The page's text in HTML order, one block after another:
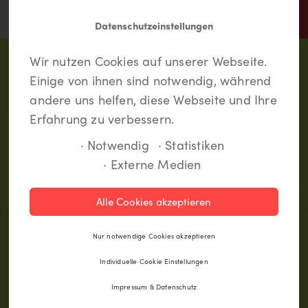
In Lippstadt findet jeder
etwas.
Deine Lieblingsorte zu speichern und eine
Route anzulegen. Wenn Du noch kein Login
hast, kannst Du Dich hier kostenlos anmelden.
Registrieren
Datenschutzeinstellungen
Wir nutzen Cookies auf unserer Webseite.
Einige von ihnen sind notwendig, während
andere uns helfen, diese Webseite und Ihre
Erfahrung zu verbessern.
· Notwendig · Statistiken
· Externe Medien
Alle Cookies akzeptieren
Nur notwendige Cookies akzeptieren
Individuelle Cookie Einstellungen
Impressum & Datenschutz